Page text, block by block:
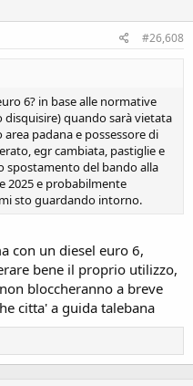
#26,608
6? in base alle normative
quando sarà vietata
area padana e possessore di
egr cambiata, pastiglie e
spostamento del bando alla
2025 e probabilmente
sto guardando intorno.
con un diesel euro 6,
bene il proprio utilizzo,
bloccheranno a breve
citta' a guida talebana